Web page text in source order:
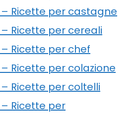
Ricette per castagne
Ricette per cereali
Ricette per chef
Ricette per colazione
Ricette per coltelli
Ricette per